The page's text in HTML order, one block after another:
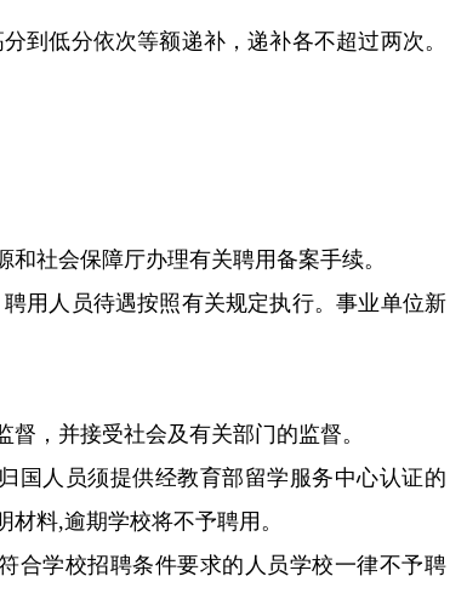
到低分依次等额递补，递补各不超过两次。
社会保障厅办理有关聘用备案手续。
用人员待遇按照有关规定执行。事业单位新
，并接受社会及有关部门的监督。
国人员须提供经教育部留学服务中心认证的
料,逾期学校将不予聘用。
合学校招聘条件要求的人员学校一律不予聘